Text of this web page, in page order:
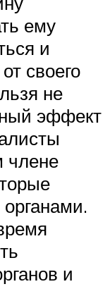
ему
и
своего
не
эффект
члене
и